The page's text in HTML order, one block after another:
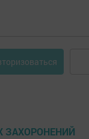
ЗАХОРОНЕНИЙ